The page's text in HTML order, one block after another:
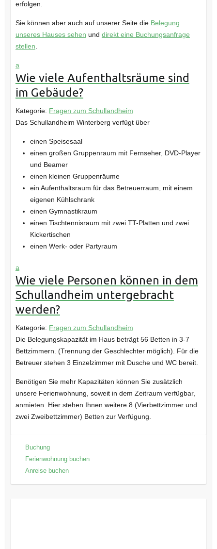
erfolgen.
Sie können aber auch auf unserer Seite die Belegung
unseres Hauses sehen und direkt eine Buchungsanfrage
stellen
a
Wie viele Aufenthaltsräume sind
im Gebäude?
Kategorie: Fragen zum Schullandheim
Das Schullandheim Winterberg verfügt über
einen Speisesaal
einen großen Gruppenraum mit Fernseher, DVD-Player
und Beamer
einen kleinen Gruppenräume
ein Aufenthaltsraum für das Betreuerraum, mit einem
eigenen Kühlschrank
einen Gymnastikraum
einen Tischtennisraum mit zwei TT-Platten und zwei
Kickertischen
einen Werk- oder Partyraum
a
Wie viele Personen können in dem
Schullandheim untergebracht
werden?
Kategorie: Fragen zum Schullandheim
Die Belegungskapazität im Haus beträgt 56 Betten in 3-7
Bettzimmern. (Trennung der Geschlechter möglich). Für die
Betreuer stehen 3 Einzelzimmer mit Dusche und WC bereit.
Benötigen Sie mehr Kapazitäten können Sie zusätzlich
unsere Ferienwohnung, soweit in dem Zeitraum verfügbar,
anmieten. Hier stehen Ihnen weitere 8 (Vierbettzimmer und
zwei Zweibettzimmer) Betten zur Verfügung.
Buchung
Ferienwohnung buchen
Anreise buchen